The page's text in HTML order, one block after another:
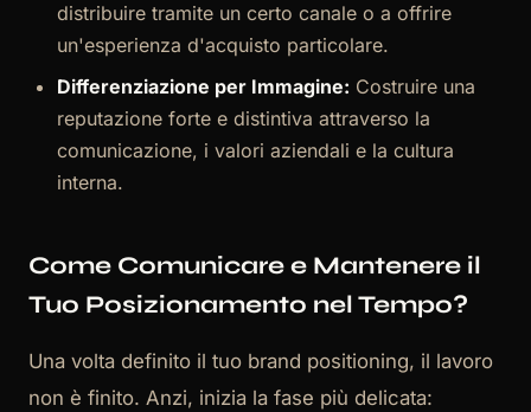
distribuire tramite un certo canale o a offrire
un'esperienza d'acquisto particolare.
Differenziazione per Immagine: Costruire una
reputazione forte e distintiva attraverso la
comunicazione, i valori aziendali e la cultura
interna.
Come Comunicare e Mantenere il
Tuo Posizionamento nel Tempo?
Una volta definito il tuo brand positioning, il lavoro
non è finito. Anzi, inizia la fase più delicata: